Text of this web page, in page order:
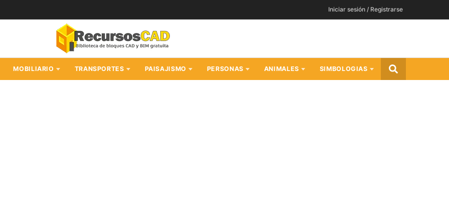
Iniciar sesión / Registrarse
MOBILIARIO TRANSPORTES PAISAJISMO PERSONAS ANIMALES SIMBOLOGIAS